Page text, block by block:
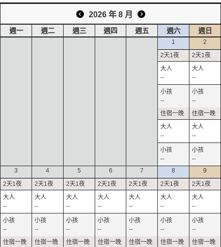
2026 年 8 月
週一 週二 週三 週四 週五 週六 週日
1
--
--
--
--
2
--
--
--
--
3
--
--
4
--
--
5
--
--
6
--
--
7
--
--
8
--
--
9
--
--